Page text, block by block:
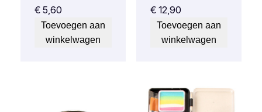
€5,60
Toevoegen aan
winkelwagen
€ 12,90
Toevoegen aan
winkelwagen